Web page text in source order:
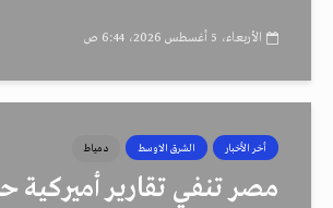
الأربعاء، 5 أغسطس 2026، 6:44 ص
أخر الأخبار الشرق الاوسط دمياط
مصر تنفي تقارير